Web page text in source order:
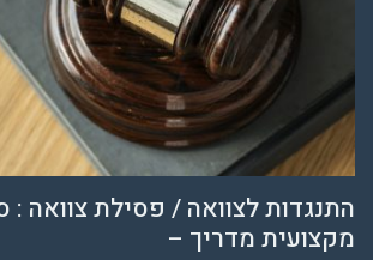
התנגדות לצוואה / פסילת צוואה :
מקצועית מדריך –